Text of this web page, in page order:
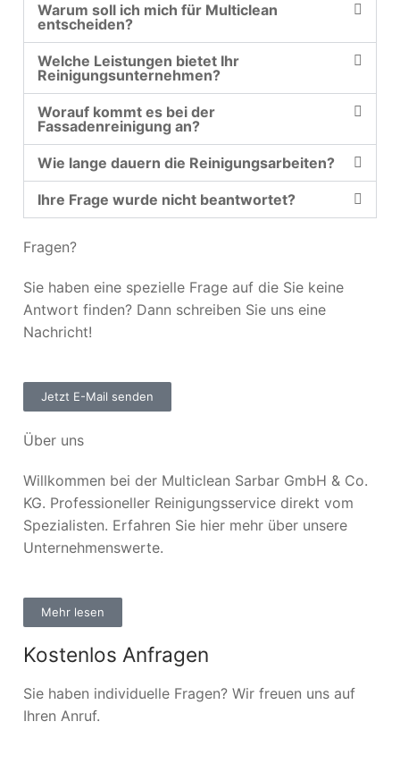
Warum soll ich mich für Multiclean
entscheiden?
Welche Leistungen bietet Ihr
Reinigungsunternehmen?
Worauf kommt es bei der
Fassadenreinigung an?
Wie lange dauern die Reinigungsarbeiten?
Ihre Frage wurde nicht beantwortet?
Fragen?
Sie haben eine spezielle Frage auf die Sie keine
Antwort finden? Dann schreiben Sie uns eine
Nachricht!
Jetzt E-Mail senden
Über uns
Willkommen bei der Multiclean Sarbar GmbH & Co.
KG. Professioneller Reinigungsservice direkt vom
Spezialisten. Erfahren Sie hier mehr über unsere
Unternehmenswerte.
Mehr lesen
Kostenlos Anfragen
Sie haben individuelle Fragen? Wir freuen uns auf
Ihren Anruf.